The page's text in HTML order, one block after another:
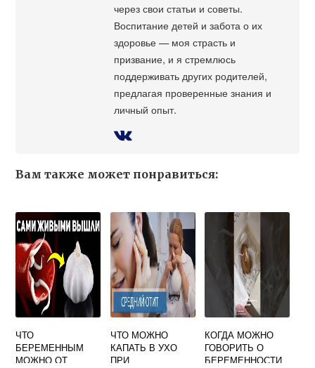
через свои статьи и советы.
Воспитание детей и забота о их
здоровье — моя страсть и
призвание, и я стремлюсь
поддерживать других родителей,
предлагая проверенные знания и
личный опыт.
Вам также может понравиться:
ЧТО
БЕРЕМЕННЫМ
МОЖНО ОТ
ЧТО МОЖНО
КАПАТЬ В УХО
ПРИ
КОГДА МОЖНО
ГОВОРИТЬ О
БЕРЕМЕННОСТИ